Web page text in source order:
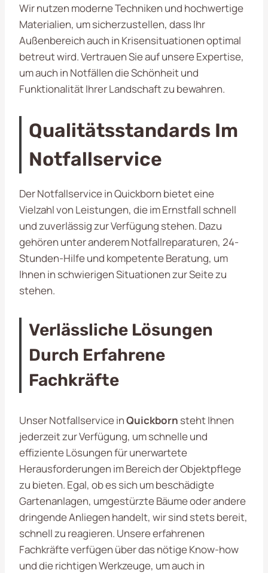
Wir nutzen moderne Techniken und hochwertige
Materialien, um sicherzustellen, dass Ihr
Außenbereich auch in Krisensituationen optimal
betreut wird. Vertrauen Sie auf unsere Expertise,
um auch in Notfällen die Schönheit und
Funktionalität Ihrer Landschaft zu bewahren.
Qualitätsstandards Im
Notfallservice
Der Notfallservice in Quickborn bietet eine
Vielzahl von Leistungen, die im Ernstfall schnell
und zuverlässig zur Verfügung stehen. Dazu
gehören unter anderem Notfallreparaturen, 24-
Stunden-Hilfe und kompetente Beratung, um
Ihnen in schwierigen Situationen zur Seite zu
stehen.
Verlässliche Lösungen
Durch Erfahrene
Fachkräfte
Unser Notfallservice inQuickborn steht Ihnen
jederzeit zur Verfügung, um schnelle und
effiziente Lösungen für unerwartete
Herausforderungen im Bereich der Objektpflege
zu bieten. Egal, ob es sich um beschädigte
Gartenanlagen, umgestürzte Bäume oder andere
dringende Anliegen handelt, wir sind stets bereit,
schnell zu reagieren. Unsere erfahrenen
Fachkräfte verfügen über das nötige Know-how
und die richtigen Werkzeuge, um auch in